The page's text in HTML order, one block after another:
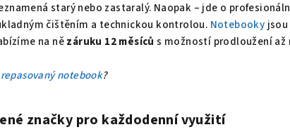
starý nebo zastaralý. Naopak – jde o
čištěním a technickou kontrolou. Notebookyjsou
na nězáruku 12 měsíců s možností prodloužení až
notebook?
značky pro každodenní využití